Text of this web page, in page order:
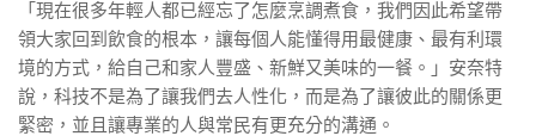
「現在很多年輕人都已經忘了怎麼烹調煮食，我們因此希望帶
領大家回到飲食的根本，讓每個人能懂得用最健康、最有利環
境的方式，給自己和家人豐盛、新鮮又美味的一餐。」安奈特
說，科技不是為了讓我們去人性化，而是為了讓彼此的關係更
緊密，並且讓專業的人與常民有更充分的溝通。